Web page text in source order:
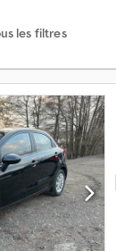
les filtres